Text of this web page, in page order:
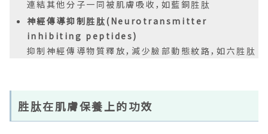
連結其他分子一同被肌膚吸收，如藍銅胜肽
神經傳導抑制胜肽(Neurotransmitter
inhibiting peptides)
抑制神經傳導物質釋放，減少臉部動態紋路，如六胜肽
胜肽在肌膚保養上的功效